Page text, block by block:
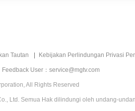
Tautan Kebijakan Perlindungan Privasi
Feedback User：service@mgtv.com
All Rights Reserved
Ltd. Semua Hak dilindungi oleh undang-